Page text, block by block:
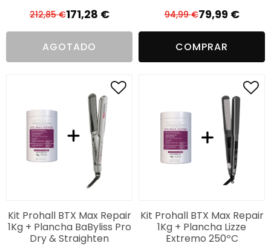
212,85€ El
precio
original
era:
212,85 €.
171,28 €
El
precio
actual
es:
AGOTADO
94,99€ El
precio
original
era:
79,99 €
El
precio
actual
es:
COMPRAR
Kit Prohall BTX Max Repair
1Kg + Plancha BaByliss Pro
Dry & Straighten
Kit Prohall BTX Max Repair
1Kg + Plancha Lizze
Extremo 250ºC